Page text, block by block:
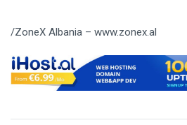
/ZoneX Albania – www.zonex.al